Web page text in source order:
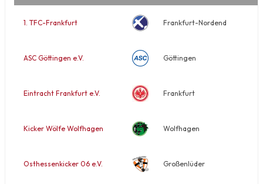
1. TFC-Frankfurt Frankfurt-Nordend
ASC Göttingen e.V. Göttingen
Eintracht Frankfurt e.V. Frankfurt
Kicker Wölfe Wolfhagen Wolfhagen
Osthessenkicker 06 e.V. Großenlüder